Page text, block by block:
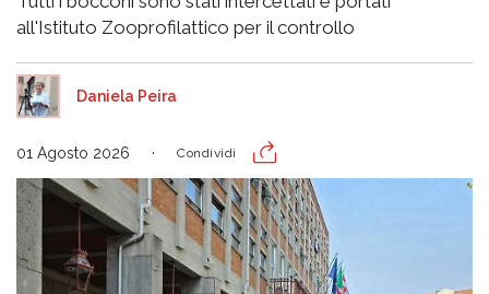
all'Istituto Zooprofilattico per il controllo
Daniela Peira
01 Agosto 2026 Condividi